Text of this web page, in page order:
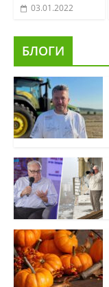
03.01.2022
БЛОГИ